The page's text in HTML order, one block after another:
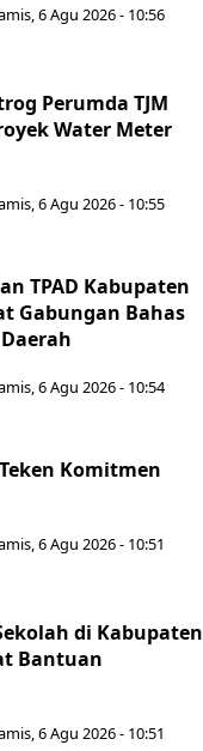
6 Agu 2026 - 10:56
Perumda TJM
Water Meter
6 Agu 2026 - 10:55
TPAD Kabupaten
Gabungan Bahas
6 Agu 2026 - 10:54
Komitmen
6 Agu 2026 - 10:51
di Kabupaten
Bantuan
6 Agu 2026 - 10:51